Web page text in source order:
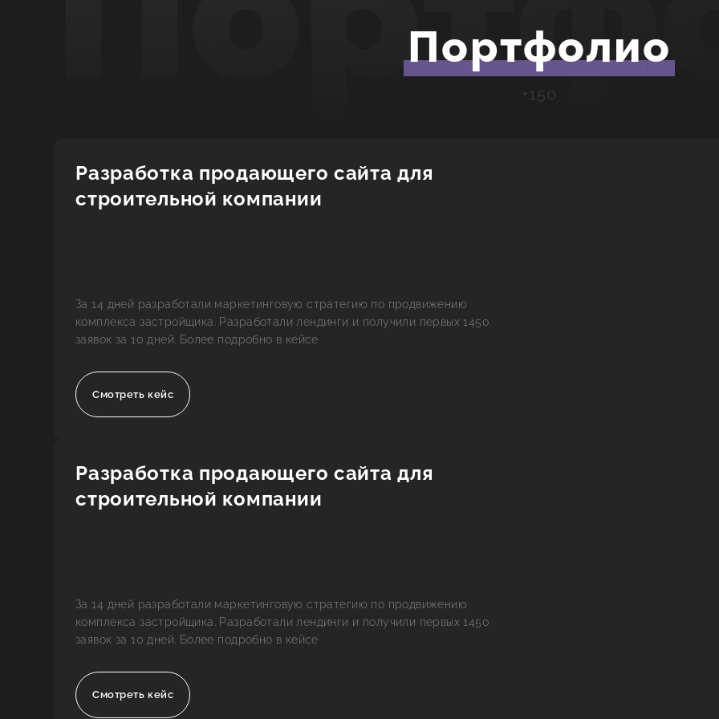
Портфолио
+150
Разработка продающего сайта для
строительной компании
За 14 дней разработали маркетинговую стратегию по продвижению
комплекса застройщика. Разработали лендинги и получили первых 1450
заявок за 10 дней. Более подробно в кейсе
Смотреть кейс
Разработка продающего сайта для
строительной компании
За 14 дней разработали маркетинговую стратегию по продвижению
комплекса застройщика. Разработали лендинги и получили первых 1450
заявок за 10 дней. Более подробно в кейсе
Смотреть кейс